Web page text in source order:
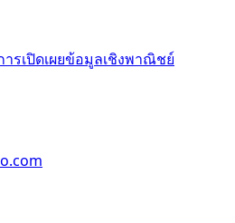
ารเปิดเผยข้อมูลเชิงพาณิชย์